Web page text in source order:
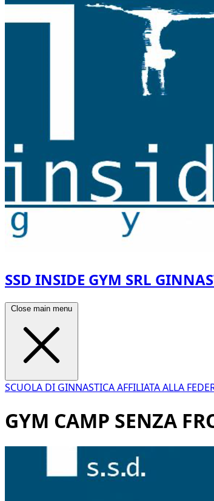
SSD INSIDE GYM SRL
Close main menu
SCUOLA DI GINNASTICA AFFILIATA ALLA
GYM CAMP SENZA